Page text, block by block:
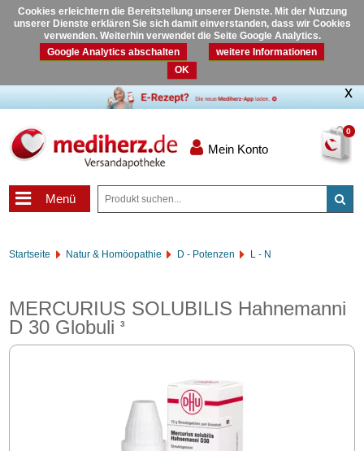
Cookies erleichtern die Bereitstellung unserer Dienste. Mit der Nutzung
unserer Dienste erklären Sie sich damit einverstanden, dass wir Cookies
verwenden. Weiterhin verwendet die Seite Google Analytics.
Google Analytics abschalten
weitere Informationen
OK
0
Mein Konto
Menü
Startseite Natur & Homöopathie D - Potenzen L - N
MERCURIUS SOLUBILIS Hahnemanni
D 30 Globuli3